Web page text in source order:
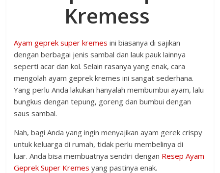
Kremess
Ayam geprek super kremes ini biasanya di sajikan
dengan berbagai jenis sambal dan lauk pauk lainnya
seperti acar dan kol. Selain rasanya yang enak, cara
mengolah ayam geprek kremes ini sangat sederhana.
Yang perlu Anda lakukan hanyalah membumbui ayam, lalu
bungkus dengan tepung, goreng dan bumbui dengan
saus sambal.
Nah, bagi Anda yang ingin menyajikan ayam gerek crispy
untuk keluarga di rumah, tidak perlu membelinya di
luar. Anda bisa membuatnya sendiri dengan Resep Ayam
Geprek Super Kremes yang pastinya enak.